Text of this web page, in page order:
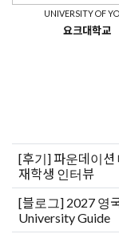
UNIVERSITY OF
요크대학교
[후기] 파운데이션
재학생 인터뷰
[블로그] 2027 영
University Guide